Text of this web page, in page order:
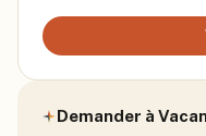
Demander à